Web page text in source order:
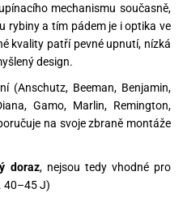
mechanismu současně,
rybiny a tím pádem je i optika ve
kvality patří pevné upnutí, nízká
design.
(Anschutz, Beeman, Benjamin,
Gamo, Marlin, Remington,
na svoje zbraně montáže
doraz, nejsou tedy vhodné pro
40–45 J)